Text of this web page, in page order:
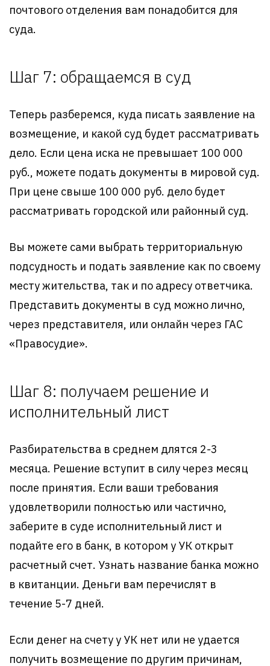
почтового отделения вам понадобится для
суда.
Шаг 7: обращаемся в суд
Теперь разберемся, куда писать заявление на
возмещение, и какой суд будет рассматривать
дело. Если цена иска не превышает 100 000
руб., можете подать документы в мировой суд.
При цене свыше 100 000 руб. дело будет
рассматривать городской или районный суд.
Вы можете сами выбрать территориальную
подсудность и подать заявление как по своему
месту жительства, так и по адресу ответчика.
Представить документы в суд можно лично,
через представителя, или онлайн через ГАС
«Правосудие».
Шаг 8: получаем решение и
исполнительный лист
Разбирательства в среднем длятся 2-3
месяца. Решение вступит в силу через месяц
после принятия. Если ваши требования
удовлетворили полностью или частично,
заберите в суде исполнительный лист и
подайте его в банк, в котором у УК открыт
расчетный счет. Узнать название банка можно
в квитанции. Деньги вам перечислят в
течение 5-7 дней.
Если денег на счету у УК нет или не удается
получить возмещение по другим причинам,